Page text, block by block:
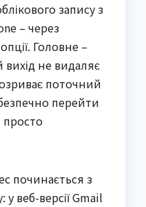
запису з
– через
Головне –
не видаляє
поточний
перейти
починається з
веб-версії Gmail